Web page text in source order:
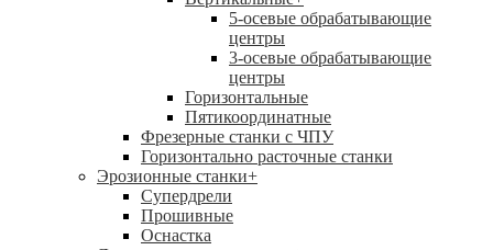
5-осевые обрабатывающие
центры
3-осевые обрабатывающие
центры
Горизонтальные
Пятикоординатные
Фрезерные станки с ЧПУ
Горизонтально расточные станки
Эрозионные станки+
Супердрели
Прошивные
Оснастка